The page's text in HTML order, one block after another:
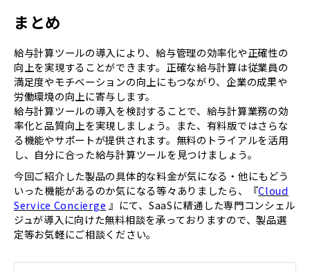
まとめ
給与計算ツールの導入により、給与管理の効率化や正確性の
向上を実現することができます。正確な給与計算は従業員の
満足度やモチベーションの向上にもつながり、企業の成果や
労働環境の向上に寄与します。
給与計算ツールの導入を検討することで、給与計算業務の効
率化と品質向上を実現しましょう。また、有料版ではさらな
る機能やサポートが提供されます。無料のトライアルを活用
し、自分に合った給与計算ツールを見つけましょう。
今回ご紹介した製品の具体的な料金が気になる・他にもどう
いった機能があるのか気になる等々ありましたら、『Cloud
Service Concierge 』にて、SaaSに精通した専門コンシェル
ジュが導入に向けた無料相談を承っておりますので、製品選
定等お気軽にご相談ください。